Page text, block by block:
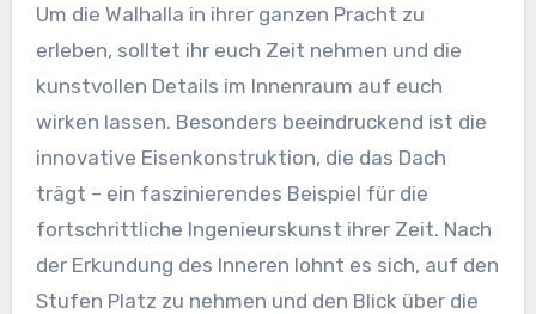
Um die Walhalla in ihrer ganzen Pracht zu
erleben, solltet ihr euch Zeit nehmen und die
kunstvollen Details im Innenraum auf euch
wirken lassen. Besonders beeindruckend ist die
innovative Eisenkonstruktion, die das Dach
trägt – ein faszinierendes Beispiel für die
fortschrittliche Ingenieurskunst ihrer Zeit. Nach
der Erkundung des Inneren lohnt es sich, auf den
Stufen Platz zu nehmen und den Blick über die